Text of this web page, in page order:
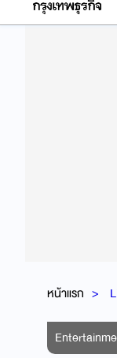
หน้าแรก